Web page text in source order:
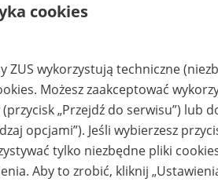
W
Aby
cookies
ZUS wykorzystują techniczne
Możesz zaakceptować
„Przejdź do serwisu”) lub
opcjami”). Jeśli wybierzesz
tylko niezbędne pliki
Aby to zrobić, kliknij